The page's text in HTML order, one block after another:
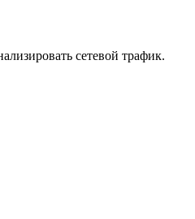
сетевой трафик.